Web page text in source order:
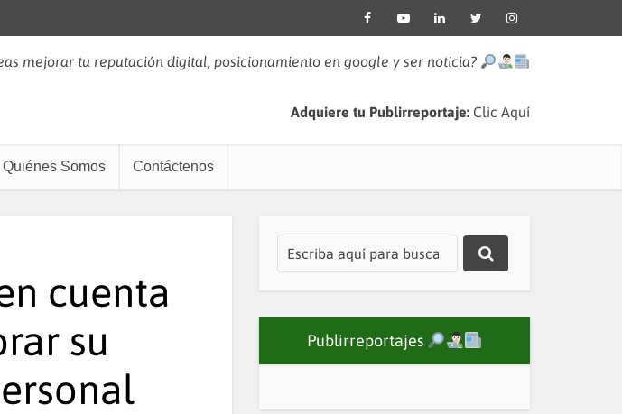
mejorar tu reputación digital, posicionamiento en google y ser noticia?
Adquiere tu Publirreportaje: Clic Aquí
Quiénes Somos Contáctenos
cuenta
su
Publirreportajes